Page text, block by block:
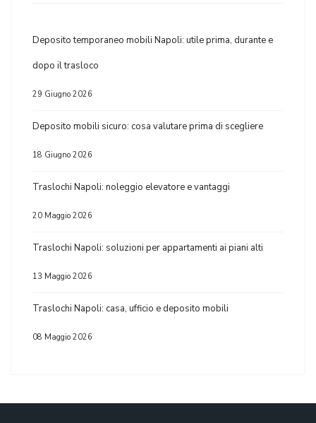
Deposito temporaneo mobili Napoli: utile prima, durante e
dopo il trasloco
29 Giugno 2026
Deposito mobili sicuro: cosa valutare prima di scegliere
18 Giugno 2026
Traslochi Napoli: noleggio elevatore e vantaggi
20 Maggio 2026
Traslochi Napoli: soluzioni per appartamenti ai piani alti
13 Maggio 2026
Traslochi Napoli: casa, ufficio e deposito mobili
08 Maggio 2026